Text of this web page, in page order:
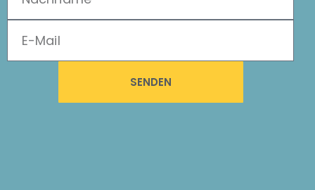
SENDEN